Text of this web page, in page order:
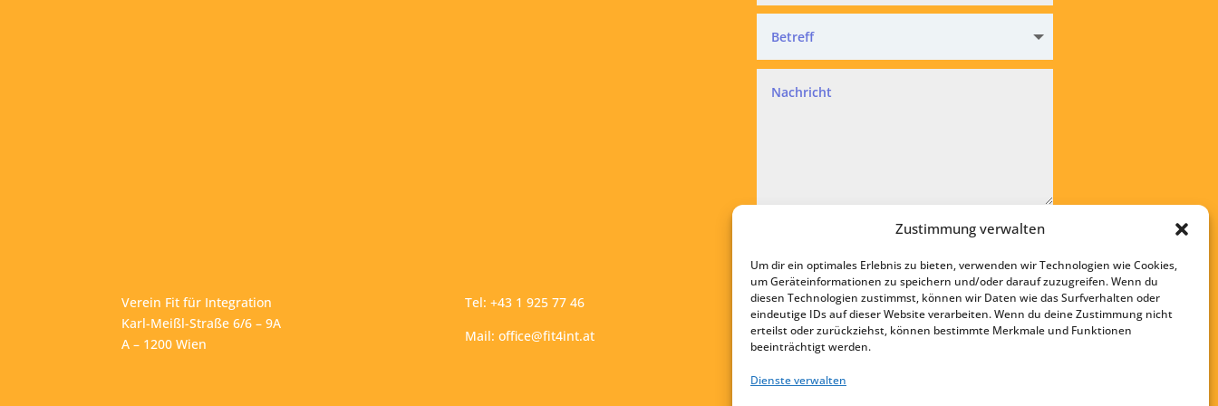
Zustimmung verwalten
Um dir ein optimales Erlebnis zu bieten, verwenden wir Technologien wie Cookies,
um Geräteinformationen zu speichern und/oder darauf zuzugreifen. Wenn du
diesen Technologien zustimmst, können wir Daten wie das Surfverhalten oder
eindeutige IDs auf dieser Website verarbeiten. Wenn du deine Zustimmung nicht
erteilst oder zurückziehst, können bestimmte Merkmale und Funktionen
beeinträchtigt werden.
Dienste verwalten
Datenschutz
Datenschutzvereinbarung
Absenden
Verein Fit für Integration
Karl-Meißl-Straße 6/6 – 9A
A – 1200 Wien
Tel: +43 1 925 77 46
Mail: office@fit4int.at
Startseite
Kontakt
Impressum
Datenschutz